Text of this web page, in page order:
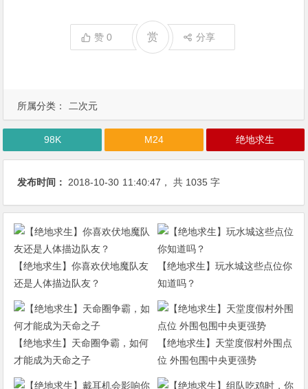
所属分类： 二次元
赞0 赏 分享
98K M24 绝地求生
发布时间： 2018-10-30 11:40:47 ， 共 1035 字
【绝地求生】你喜欢伏地魔队友
还是人体描边队友？
【绝地求生】玩水城这些点位你
知道吗？
【绝地求生】天命圈争霸，如何
才能成为天命之子
【绝地求生】天堂度假村外围点
位 外围包围中央更强势